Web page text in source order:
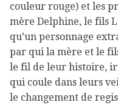
couleur rouge) et les
mère Delphine, le fils
qu’un personnage
par qui la mère et le
le fil de leur histoire,
qui coule dans leurs
le changement de